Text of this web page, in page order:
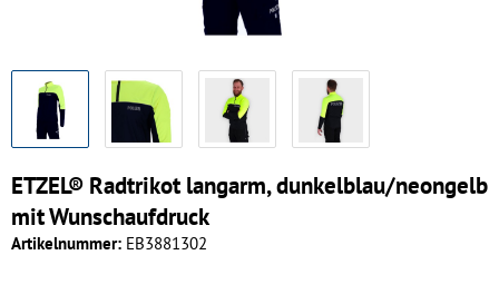
ETZEL® Radtrikot langarm, dunkelblau/neongelb
mit Wunschaufdruck
Artikelnummer: EB3881302